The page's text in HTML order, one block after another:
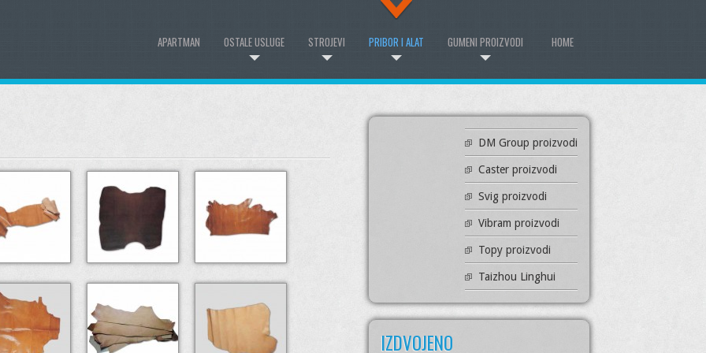
HOME
GUMENI PROIZVODI
PRIBOR I ALAT
STROJEVI
OSTALE USLUGE
APARTMAN
DM Group proizvodi
Caster proizvodi
Svig proizvodi
Vibram proizvodi
Topy proizvodi
Taizhou Linghui
IZDVOJENO